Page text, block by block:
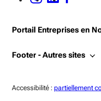
INSTAGRAM - OUVERTURE
LINKEDIN -FACEBOOK -
Portail Entreprises en
Footer - Autres sites
Accessibilité : Accessiblité:
partiellement